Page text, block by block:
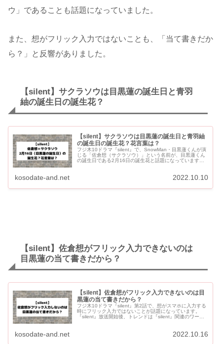
ウ」であることも話題になっていました。
また、想がフリック入力ではないことも、「当て書きだか
ら？」と反響がありました。
【silent】サクラソウは目黒蓮の誕生日と青羽
紬の誕生日の誕生花？
【silent】サクラソウは目黒蓮の誕生日と青羽紬
の誕生日の誕生花？花言葉は？
フジ木10ドラマ『silent』で、SnowMan・目黒蓮くんが演
じる「佐倉想（サクラソウ）」という名前が、目黒蓮くん
の誕生日である2月16日の誕生花と話題になっています。
kosodate-and.net 2022.10.10
【silent】佐倉想がフリック入力できないのは
目黒蓮の当て書きだから？
【silent】佐倉想がフリック入力できないのは目
黒蓮の当て書きだから？
フジ木10ドラマ『silent』第2話で、想がスマホに入力する
時にフリック入力ではないことが話題になっています。
『silent』放送開始後、トレンドは『silent』関連のワード
kosodate-and.net 2022.10.16